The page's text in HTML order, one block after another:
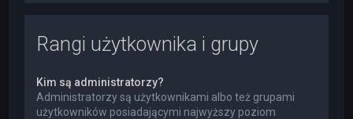
Rangi użytkownika i grupy
Kim są administratorzy?
Administratorzy są użytkownikami albo też grupami
użytkowników posiadającymi najwyższy poziom